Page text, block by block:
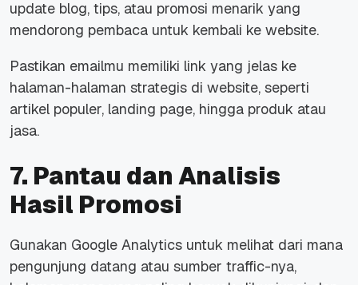
update blog, tips, atau promosi menarik yang
mendorong pembaca untuk kembali ke website.
Pastikan emailmu memiliki link yang jelas ke
halaman-halaman strategis di website, seperti
artikel populer, landing page, hingga produk atau
jasa.
7. Pantau dan Analisis
Hasil Promosi
Gunakan Google Analytics untuk melihat dari mana
pengunjung datang atau sumber traffic-nya,